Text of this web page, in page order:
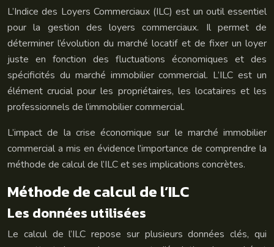
L’Indice des Loyers Commerciaux (ILC) est un outil essentiel
pour la gestion des loyers commerciaux. Il permet de
déterminer l’évolution du marché locatif et de fixer un loyer
juste en fonction des fluctuations économiques et des
spécificités du marché immobilier commercial. L’ILC est un
élément crucial pour les propriétaires, les locataires et les
professionnels de l’immobilier commercial.
L’impact de la crise économique sur le marché immobilier
commercial a mis en évidence l’importance de comprendre la
méthode de calcul de l’ILC et ses implications concrètes.
Méthode de calcul de l’ILC
Les données utilisées
Le calcul de l’ILC repose sur plusieurs données clés, qui